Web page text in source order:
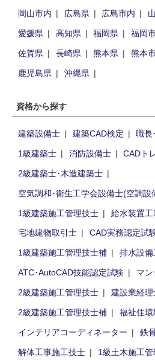
岡山市内
広島県 広島市内
愛媛県
高知県 福岡県 福岡
佐賀県
長崎県 熊本県 熊本
鹿児島県
沖縄県
資格から探す
建築設備士 建築CAD検定
職長
1級建築士
消防設備士
CADト
2級建築士･木造建築士
空気調和･衛生工学会設備士(空調設
1級建築施工管理技士
給水装置
宅地建物取引士
CAD実務認定試
1級建築施工管理技士補
排水設
ATC･AutoCAD技能認定試験
マ
2級建築施工管理技士
建設業経
2級建築施工管理技士補
福祉住
インテリアコーディネーター
鉄
解体工事施工技士
1級土木施工